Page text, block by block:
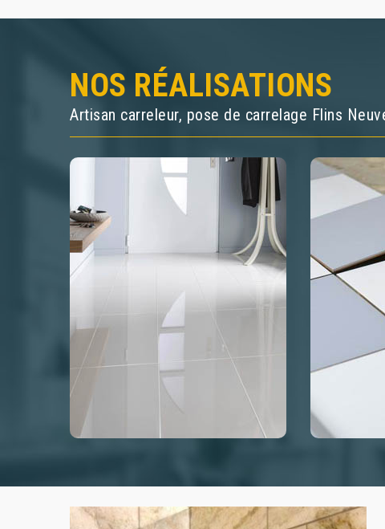
NOS RÉALISATIONS
Artisan carreleur, pose de carrelage Flins